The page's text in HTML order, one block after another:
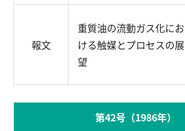
報文
重質油の流動ガス化にお
ける触媒とプロセスの展
望
第42号（1986年）